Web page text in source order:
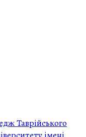
Таврійського